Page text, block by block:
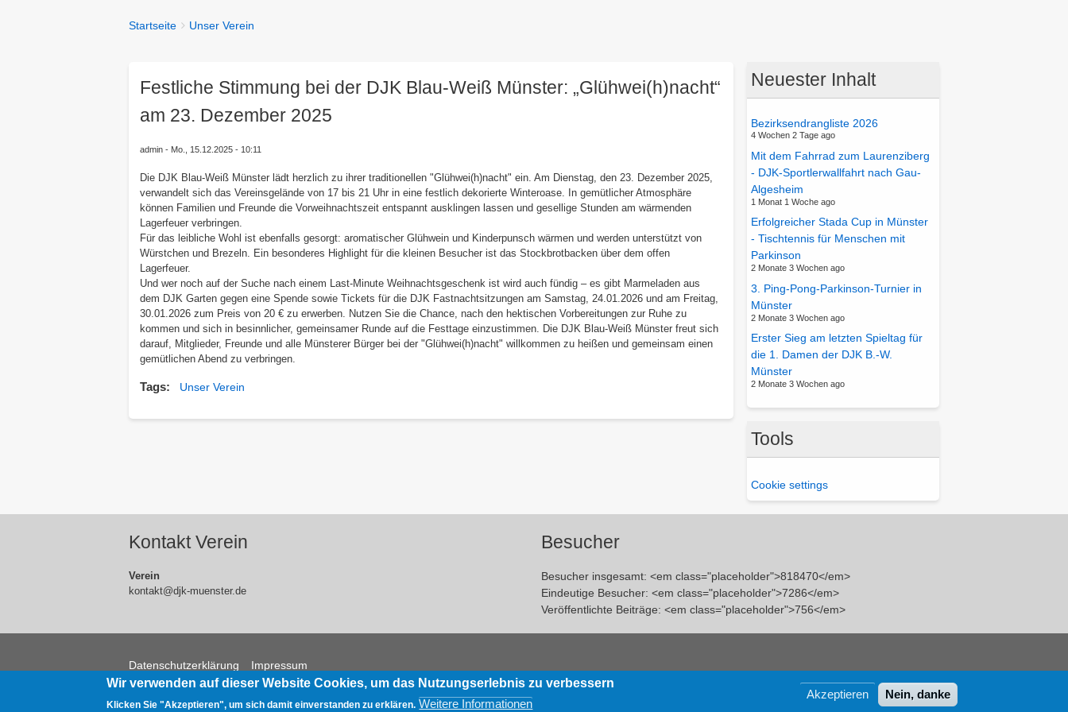
Breadcrumbs
You
Startseite Unser Verein
Festliche Stimmung bei der DJK Blau-Weiß Münster: „Glühwei(h)nacht“
am 23. Dezember 2025
admin Mo., 15.12.2025 - 10:11
Die DJK Blau-Weiß Münster lädt herzlich zu ihrer traditionellen "Glühwei(h)nacht" ein. Am Dienstag, den 23. Dezember 2025,
verwandelt sich das Vereinsgelände von 17 bis 21 Uhr in eine festlich dekorierte Winteroase. In gemütlicher Atmosphäre
können Familien und Freunde die Vorweihnachtszeit entspannt ausklingen lassen und gesellige Stunden am wärmenden
Lagerfeuer verbringen.
Für das leibliche Wohl ist ebenfalls gesorgt: aromatischer Glühwein und Kinderpunsch wärmen und werden unterstützt von
Würstchen und Brezeln. Ein besonderes Highlight für die kleinen Besucher ist das Stockbrotbacken über dem offen
Lagerfeuer.
Und wer noch auf der Suche nach einem Last-Minute Weihnachtsgeschenk ist wird auch fündig – es gibt Marmeladen aus
dem DJK Garten gegen eine Spende sowie Tickets für die DJK Fastnachtsitzungen am Samstag, 24.01.2026 und am Freitag,
30.01.2026 zum Preis von 20 € zu erwerben. Nutzen Sie die Chance, nach den hektischen Vorbereitungen zur Ruhe zu
kommen und sich in besinnlicher, gemeinsamer Runde auf die Festtage einzustimmen. Die DJK Blau-Weiß Münster freut sich
darauf, Mitglieder, Freunde und alle Münsterer Bürger bei der "Glühwei(h)nacht" willkommen zu heißen und gemeinsam einen
gemütlichen Abend zu verbringen.
Tags Unser Verein
Neuester Inhalt
Bezirksendrangliste 2026
4 Wochen 2 Tage ago
Mit dem Fahrrad zum Laurenziberg
- DJK-Sportlerwallfahrt nach Gau-
Algesheim
1 Monat 1 Woche ago
Erfolgreicher Stada Cup in Münster
- Tischtennis für Menschen mit
Parkinson
2 Monate 3 Wochen ago
3. Ping-Pong-Parkinson-Turnier in
Münster
2 Monate 3 Wochen ago
Erster Sieg am letzten Spieltag für
die 1. Damen der DJK B.-W.
Münster
2 Monate 3 Wochen ago
Tools
Cookie settings
Kontakt Verein
Verein
kontakt@djk-muenster.de
Besucher
Besucher insgesamt: <em class="placeholder">818470</em>
Eindeutige Besucher: <em class="placeholder">7286</em>
Veröffentlichte Beiträge: <em class="placeholder">756</em>
Footer
menu
Datenschutzerklärung Impressum
Wir verwenden auf dieser Website Cookies, um das Nutzungserlebnis zu verbessern
Klicken Sie "Akzeptieren", um sich damit einverstanden zu erklären. Weitere Informationen
Akzeptieren Nein, danke